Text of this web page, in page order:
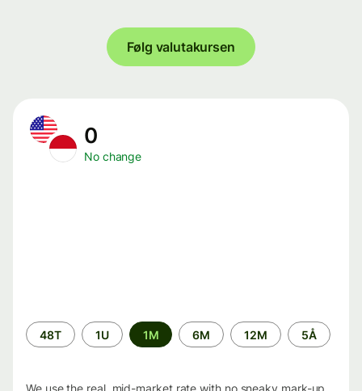
Følg valutakursen
0
No change
Time
period
48T 1U 1M 6M 12M 5Å